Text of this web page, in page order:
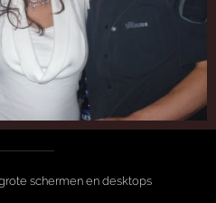
schermen en desktops